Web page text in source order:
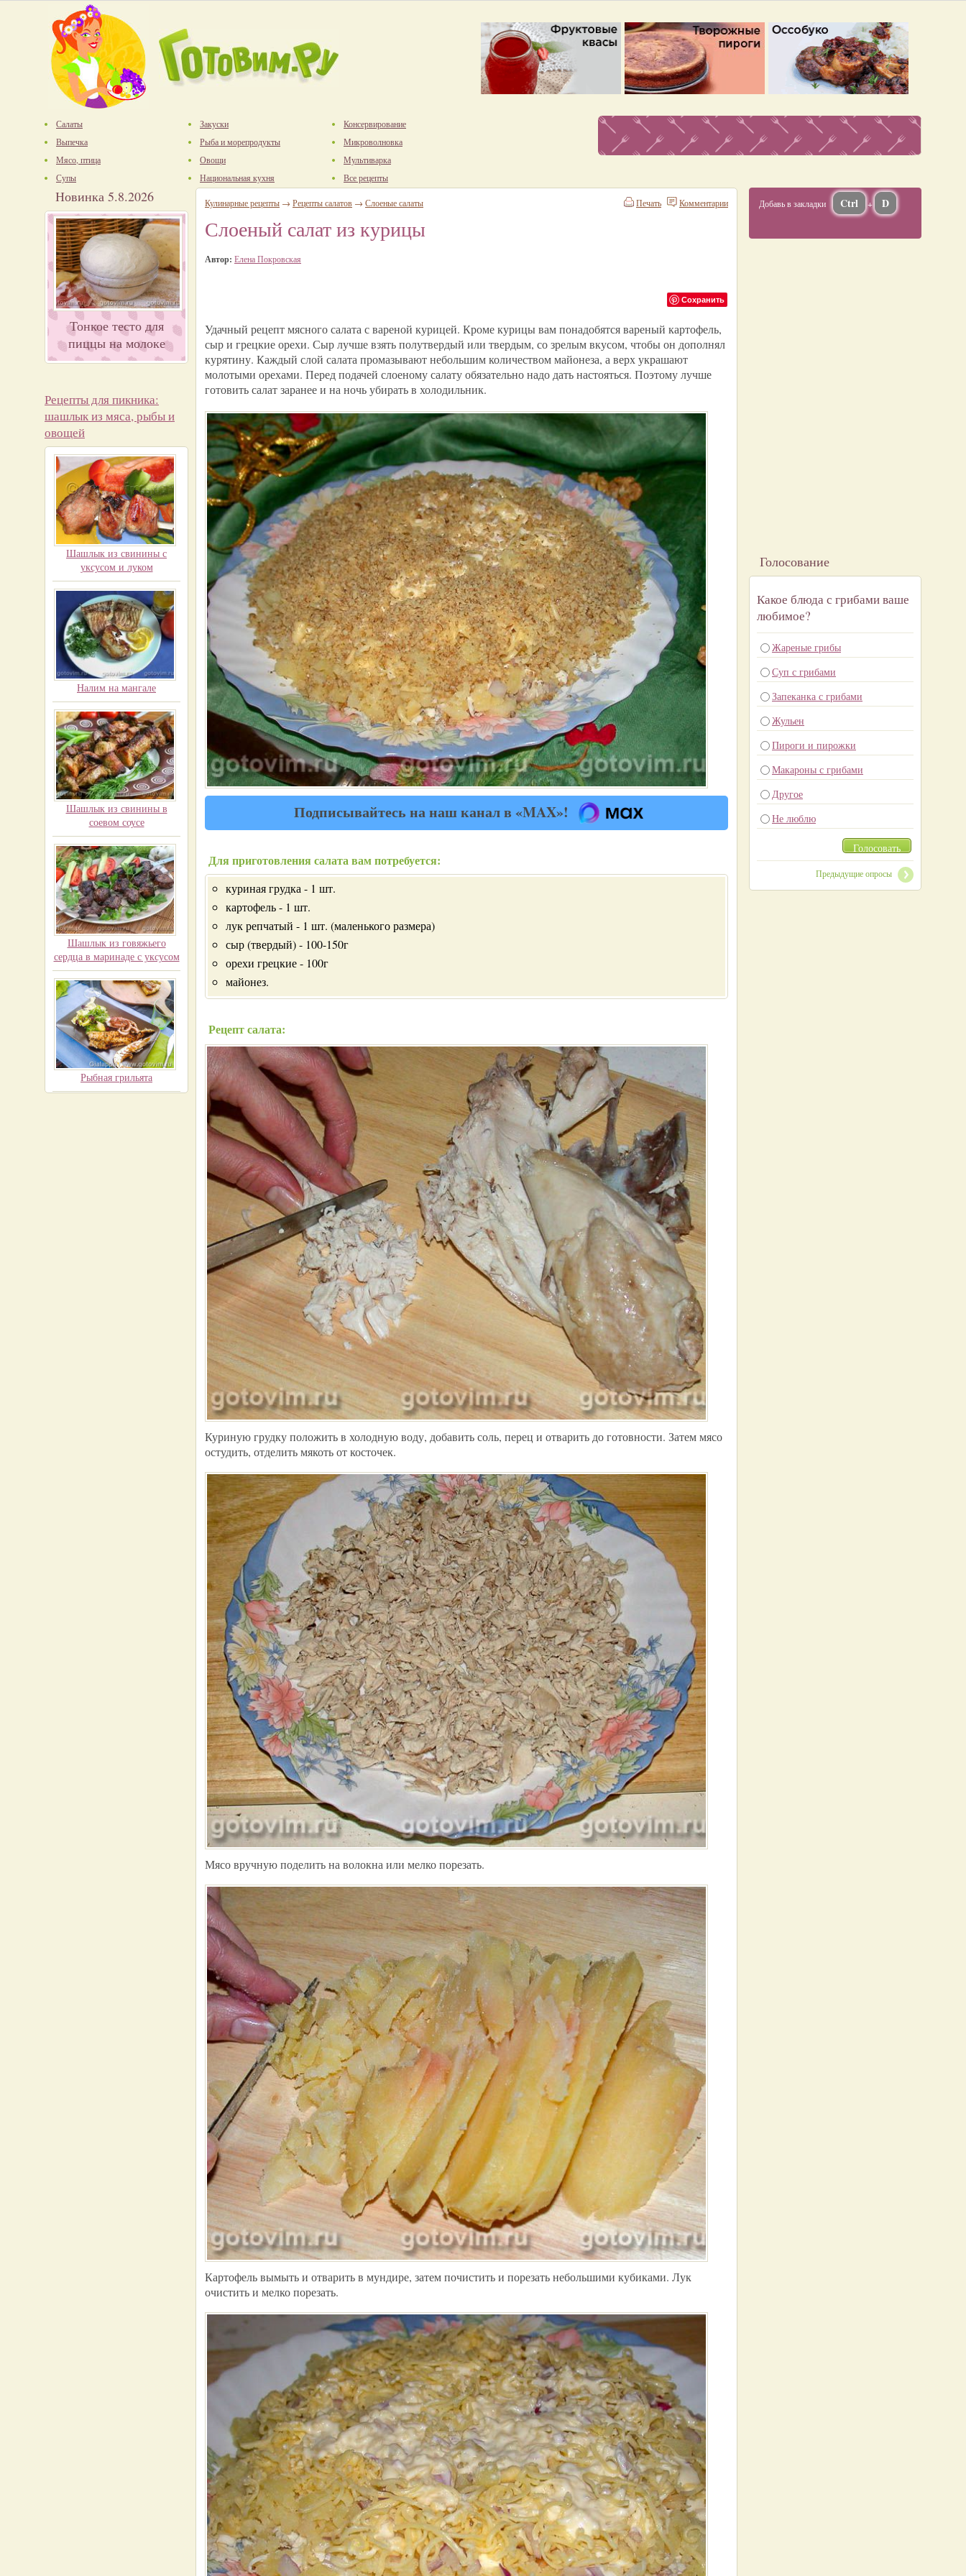
Салаты
Выпечка
Мясо, птица
Супы
Закуски
Рыба и морепродукты
Овощи
Национальная кухня
Консервирование
Микроволновка
Мультиварка
Все рецепты
Новинка 5.8.2026
Тонкое тесто для
пиццы на молоке
Рецепты для пикника:
шашлык из мяса, рыбы и
овощей
Шашлык из свинины с
уксусом и луком
Налим на мангале
Шашлык из свинины в
соевом соусе
Шашлык из говяжьего
сердца в маринаде с уксусом
Рыбная грильята
Комментарии
Печать
Кулинарные рецепты → Рецепты салатов → Слоеные салаты
Слоеный салат из курицы
Автор: Елена Покровская
Сохранить
Удачный рецепт мясного салата с вареной курицей. Кроме курицы вам понадобятся вареный картофель,
сыр и грецкие орехи. Сыр лучше взять полутвердый или твердым, со зрелым вкусом, чтобы он дополнял
курятину. Каждый слой салата промазывают небольшим количеством майонеза, а верх украшают
молотыми орехами. Перед подачей слоеному салату обязательно надо дать настояться. Поэтому лучше
готовить салат заранее и на ночь убирать в холодильник.
Подписывайтесь на наш канал в «MAX»!
Для приготовления салата вам потребуется:
куриная грудка - 1 шт.
картофель - 1 шт.
лук репчатый - 1 шт. (маленького размера)
сыр (твердый) - 100-150г
орехи грецкие - 100г
майонез.
Рецепт салата:
Куриную грудку положить в холодную воду, добавить соль, перец и отварить до готовности. Затем мясо
остудить, отделить мякоть от косточек.
Мясо вручную поделить на волокна или мелко порезать.
Картофель вымыть и отварить в мундире, затем почистить и порезать небольшими кубиками. Лук
очистить и мелко порезать.
Добавь в закладки Ctrl + D
Голосование
Какое блюда с грибами ваше
любимое?
Жареные грибы
Суп с грибами
Запеканка с грибами
Жульен
Пироги и пирожки
Макароны с грибами
Другое
Не люблю
Голосовать
Предыдущие опросы